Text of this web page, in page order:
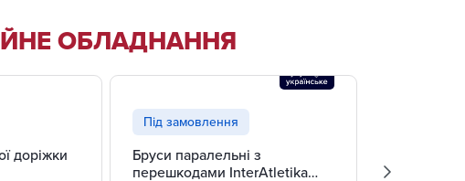
ОБЛАДНАННЯ
доріжки
Під замовлення
Бруси паралельні з
перешкодами InterAtletika
C3351.1